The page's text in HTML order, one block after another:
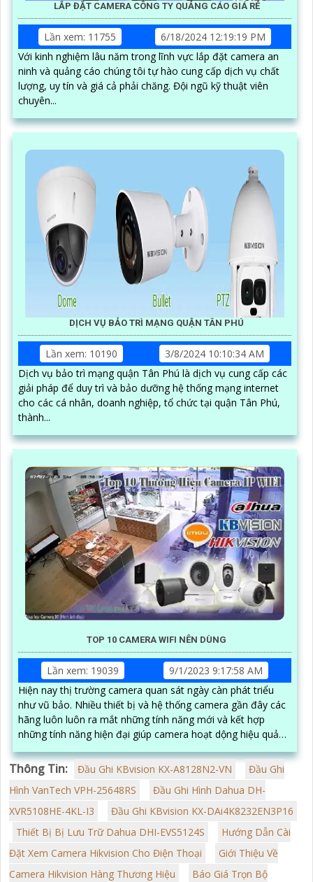
LẮP ĐẶT CAMERA CÔNG TY QUẢNG CÁO GIÁ RẺ
Lần xem: 11755
6/18/2024 12:19:19 PM
Với kinh nghiệm lâu năm trong lĩnh vực lắp đặt camera an
ninh và quảng cáo chúng tôi tự hào cung cấp dịch vụ chất
lượng, uy tín và giá cả phải chăng. Đội ngũ kỹ thuật viên
chuyên...
DỊCH VỤ BẢO TRÌ MẠNG QUẬN TÂN PHÚ
Lần xem: 10190
3/8/2024 10:10:34 AM
Dịch vụ bảo trì mạng quận Tân Phú là dịch vụ cung cấp các
giải pháp để duy trì và bảo dưỡng hệ thống mạng internet
cho các cá nhân, doanh nghiệp, tổ chức tại quận Tân Phú,
thành...
TOP 10 CAMERA WIFI NÊN DÙNG
Lần xem: 19039
9/1/2023 9:17:58 AM
Hiện nay thị trường camera quan sát ngày càn phát triểu
như vũ bảo. Nhiều thiết bị và hệ thống camera gần đây các
hãng luôn luôn ra mắt những tính năng mới và kết hợp
những tính năng hiện đại giúp camera hoạt dộng hiệu quả
hơn
Thông Tin: Đầu Ghi KBvision KX-A8128N2-VN
Đầu Ghi
Hình VanTech VPH-25648RS
Đầu Ghi Hình Dahua DH-
XVR5108HE-4KL-I3
Đầu Ghi KBvision KX-DAi4K8232EN3P16
Thiết Bị Bị Lưu Trữ Dahua DHI-EVS5124S
Hướng Dẫn Cài
Đặt Xem Camera Hikvision Cho Điện Thoại
Giới Thiệu Về
Camera Hikvision Hàng Thương Hiệu
Báo Giá Trọn Bộ